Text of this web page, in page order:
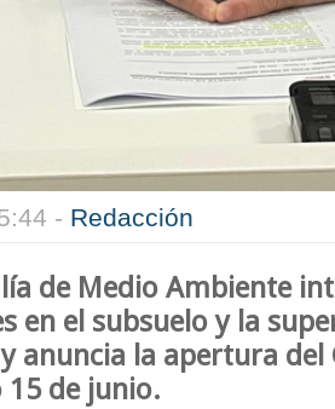
- Redacción
de Medio Ambiente
en el subsuelo y la
anuncia la apertura del
de junio.